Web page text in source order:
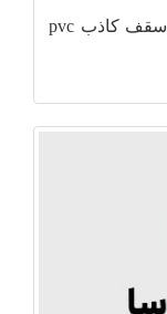
دکوراسیون داخلی سقف کاذب استخر,سقف کاذب pvc